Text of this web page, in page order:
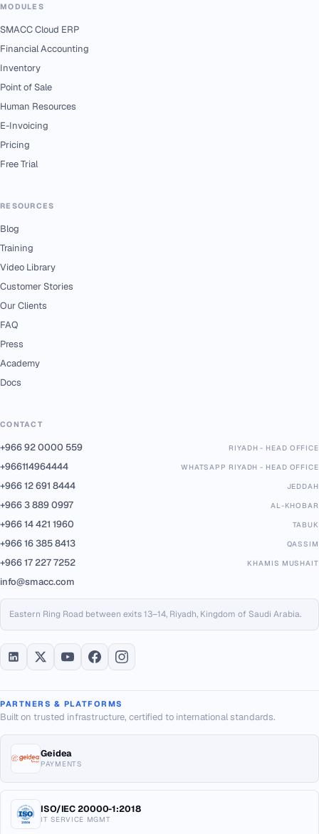
MODULES
SMACC Cloud ERP
Financial Accounting
Inventory
Point of Sale
Human Resources
E-Invoicing
Pricing
Free Trial
RESOURCES
Blog
Training
Video Library
Customer Stories
Our Clients
FAQ
Press
Academy
Docs
CONTACT
+966 92 0000 559 RIYADH - HEAD OFFICE
+966114964444 WHATSAPP RIYADH - HEAD OFFICE
+966 12 691 8444 JEDDAH
+966 3 889 0997 AL-KHOBAR
+966 14 421 1960 TABUK
+966 16 385 8413 QASSIM
+966 17 227 7252 KHAMIS MUSHAIT
info@smacc.com
Eastern Ring Road between exits 13–14, Riyadh, Kingdom of Saudi Arabia.
PARTNERS & PLATFORMS
Built on trusted infrastructure, certified to international standards.
Geidea
PAYMENTS
ISO/IEC 20000-1:2018
IT SERVICE MGMT